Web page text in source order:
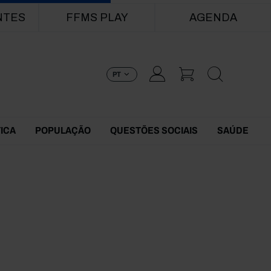
FFMS PLAY AGENDA
PT
POPULAÇÃO QUESTÕES SOCIAIS SAÚDE